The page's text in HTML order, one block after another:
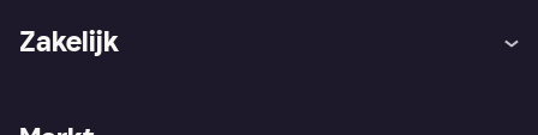
Zakelijk
Zakelijke login